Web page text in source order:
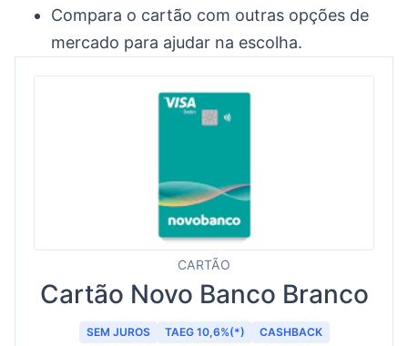
Compara o cartão com outras opções de
mercado para ajudar na escolha.
CARTÃO
Cartão Novo Banco Branco
SEM JUROS TAEG 10,6%(*) CASHBACK